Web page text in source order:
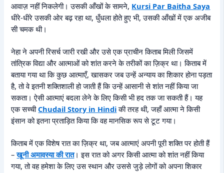
आवाज़ नहीं निकलेगी। उसकी आँखों के सामने, Kursi Par Baitha Saya
धीरे-धीरे उसकी ओर बढ़ रहा था, धुँधला होते हुए भी, उसकी आँखों में एक अजीब
सी चमक थी।
नेहा ने अपनी रिसर्च जारी रखी और उसे एक प्राचीन किताब मिली जिसमें
तांत्रिक विद्या और आत्माओं को शांत करने के तरीकों का ज़िक्र था। किताब में
बताया गया था कि कुछ आत्माएँ, खासकर जब उन्हें अन्याय का शिकार होना पड़ता
है, तो वे इतनी शक्तिशाली हो जाती हैं कि उन्हें आसानी से शांत नहीं किया जा
सकता। ऐसी आत्माएं बदला लेने के लिए किसी भी हद तक जा सकती हैं। यह
एक सच्चीChudail Story in Hindiकी तरह थी, जहाँ आत्मा ने किसी
इंसान को इतना प्रताड़ित किया कि वह मानसिक रूप से टूट गया।
किताब में एक विशेष रात का ज़िक्र था, जब आत्माएं अपनी पूरी शक्ति पर होती हैं
–खूनी अमावस्या की रात। इस रात को अगर किसी आत्मा को शांत नहीं किया
गया, तो वह हमेशा के लिए उस स्थान और उससे जुड़े लोगों को अपना शिकार